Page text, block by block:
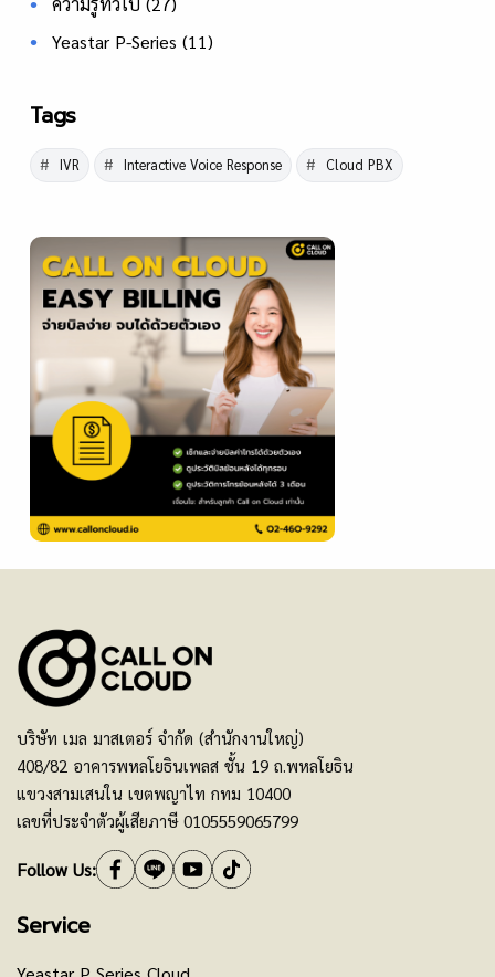
Yeastar P-Series (11)
Tags
IVR Interactive Voice Response Cloud PBX
บริษัท เมล มาสเตอร์ จำกัด (สำนักงานใหญ่)
408/82 อาคารพหลโยธินเพลส ชั้น 19 ถ.พหลโยธิน
แขวงสามเสนใน เขตพญาไท กทม 10400
เลขที่ประจำตัวผู้เสียภาษี 0105559065799
Follow Us:
Service